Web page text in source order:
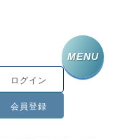
ログイン
会員登録
MENU